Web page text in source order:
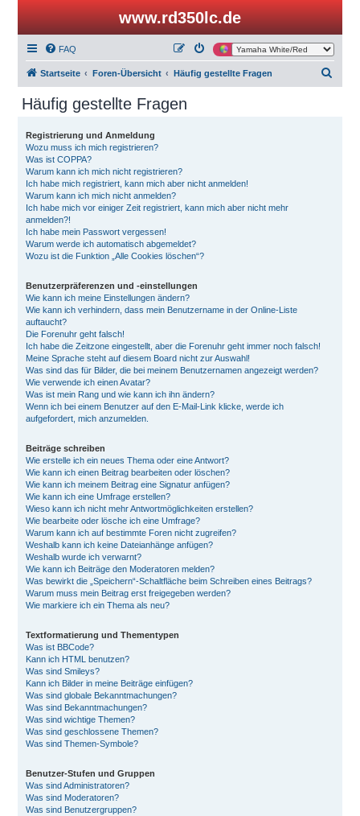
www.rd350lc.de
FAQ
Startseite Foren-Übersicht Häufig gestellte Fragen
Häufig gestellte Fragen
Registrierung und Anmeldung
Wozu muss ich mich registrieren?
Was ist COPPA?
Warum kann ich mich nicht registrieren?
Ich habe mich registriert, kann mich aber nicht anmelden!
Warum kann ich mich nicht anmelden?
Ich habe mich vor einiger Zeit registriert, kann mich aber nicht mehr
anmelden?!
Ich habe mein Passwort vergessen!
Warum werde ich automatisch abgemeldet?
Wozu ist die Funktion „Alle Cookies löschen“?
Benutzerpräferenzen und -einstellungen
Wie kann ich meine Einstellungen ändern?
Wie kann ich verhindern, dass mein Benutzername in der Online-Liste
auftaucht?
Die Forenuhr geht falsch!
Ich habe die Zeitzone eingestellt, aber die Forenuhr geht immer noch falsch!
Meine Sprache steht auf diesem Board nicht zur Auswahl!
Was sind das für Bilder, die bei meinem Benutzernamen angezeigt werden?
Wie verwende ich einen Avatar?
Was ist mein Rang und wie kann ich ihn ändern?
Wenn ich bei einem Benutzer auf den E-Mail-Link klicke, werde ich
aufgefordert, mich anzumelden.
Beiträge schreiben
Wie erstelle ich ein neues Thema oder eine Antwort?
Wie kann ich einen Beitrag bearbeiten oder löschen?
Wie kann ich meinem Beitrag eine Signatur anfügen?
Wie kann ich eine Umfrage erstellen?
Wieso kann ich nicht mehr Antwortmöglichkeiten erstellen?
Wie bearbeite oder lösche ich eine Umfrage?
Warum kann ich auf bestimmte Foren nicht zugreifen?
Weshalb kann ich keine Dateianhänge anfügen?
Weshalb wurde ich verwarnt?
Wie kann ich Beiträge den Moderatoren melden?
Was bewirkt die „Speichern“-Schaltfläche beim Schreiben eines Beitrags?
Warum muss mein Beitrag erst freigegeben werden?
Wie markiere ich ein Thema als neu?
Textformatierung und Thementypen
Was ist BBCode?
Kann ich HTML benutzen?
Was sind Smileys?
Kann ich Bilder in meine Beiträge einfügen?
Was sind globale Bekanntmachungen?
Was sind Bekanntmachungen?
Was sind wichtige Themen?
Was sind geschlossene Themen?
Was sind Themen-Symbole?
Benutzer-Stufen und Gruppen
Was sind Administratoren?
Was sind Moderatoren?
Was sind Benutzergruppen?